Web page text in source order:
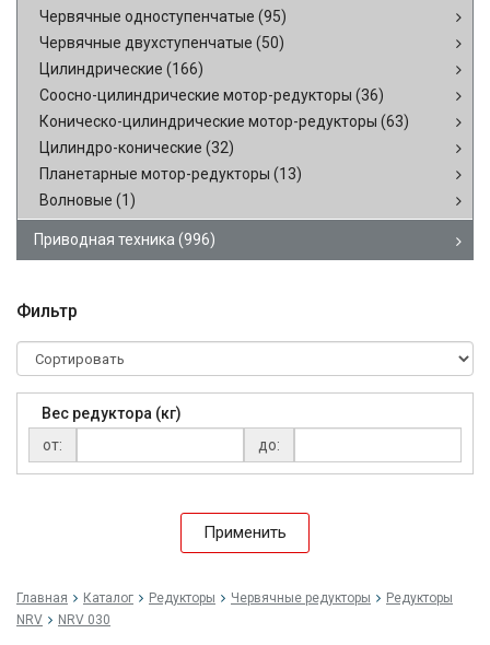
Червячные одноступенчатые (95)
Червячные двухступенчатые (50)
Цилиндрические (166)
Соосно-цилиндрические мотор-редукторы (36)
Коническо-цилиндрические мотор-редукторы (63)
Цилиндро-конические (32)
Планетарные мотор-редукторы (13)
Волновые (1)
Приводная техника (996)
Фильтр
Вес редуктора (кг)
от:
до:
Применить
Главная Каталог Редукторы Червячные редукторы
Редукторы
NRV
NRV 030